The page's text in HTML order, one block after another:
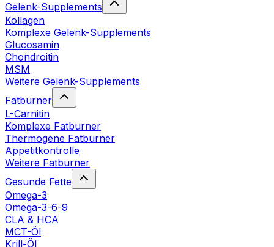
Gelenk-Supplements
Kollagen
Komplexe Gelenk-Supplements
Glucosamin
Chondroitin
MSM
Weitere Gelenk-Supplements
Fatburner
L-Carnitin
Komplexe Fatburner
Thermogene Fatburner
Appetitkontrolle
Weitere Fatburner
Gesunde Fette
Omega-3
Omega-3-6-9
CLA & HCA
MCT-Öl
Krill-Öl